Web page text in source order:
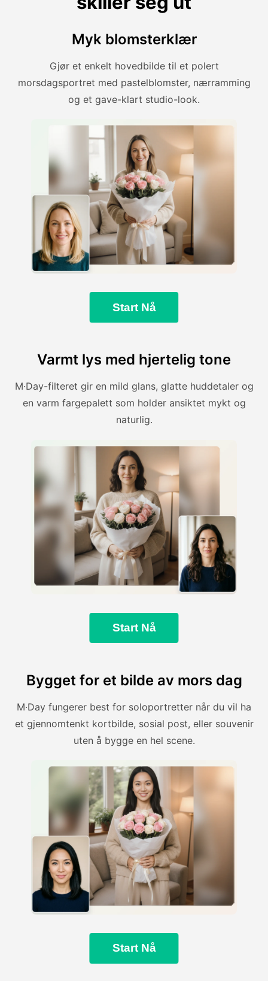
Myk blomsterklær
Gjør et enkelt hovedbilde til et polert
morsdagsportret med pastelblomster, nærramming
og et gave-klart studio-look.
Start Nå
Varmt lys med hjertelig tone
M·Day-filteret gir en mild glans, glatte huddetaler og
en varm fargepalett som holder ansiktet mykt og
naturlig.
Start Nå
Bygget for et bilde av mors dag
M·Day fungerer best for soloportretter når du vil ha
et gjennomtenkt kortbilde, sosial post, eller souvenir
uten å bygge en hel scene.
Start Nå